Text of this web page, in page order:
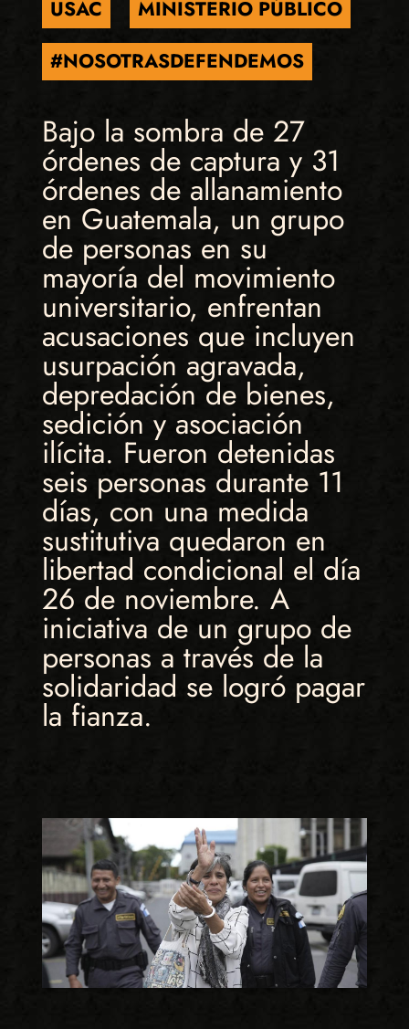
USAC
MINISTERIO PÚBLICO
#NOSOTRASDEFENDEMOS
Bajo la sombra de 27
órdenes de captura y 31
órdenes de allanamiento
en Guatemala, un grupo
de personas en su
mayoría del movimiento
universitario, enfrentan
acusaciones que incluyen
usurpación agravada,
depredación de bienes,
sedición y asociación
ilícita. Fueron detenidas
seis personas durante 11
días, con una medida
sustitutiva quedaron en
libertad condicional el día
26 de noviembre. A
iniciativa de un grupo de
personas a través de la
solidaridad se logró pagar
la fianza.